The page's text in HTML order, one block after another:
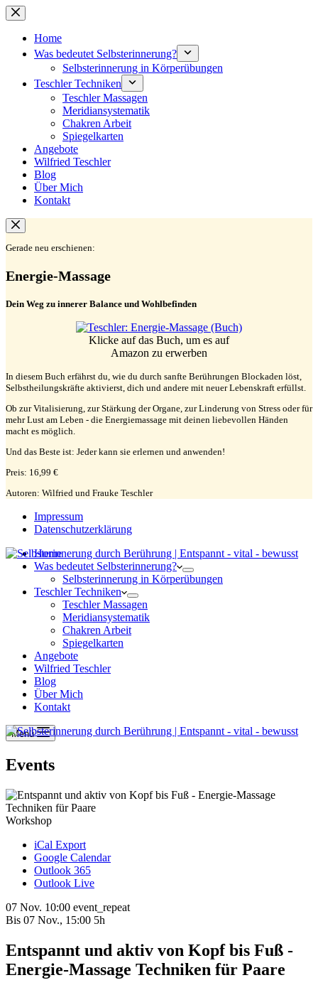
Zum
Inhalt
springenHome
Was bedeutet Selbsterinnerung?
Selbsterinnerung in Körperübungen
Teschler Techniken
Teschler Massagen
Meridiansystematik
Chakren Arbeit
Spiegelkarten
Angebote
Wilfried Teschler
Blog
Über Mich
Kontakt
Gerade neu erschienen:
Energie-Massage
Dein Weg zu innerer Balance und Wohlbefinden
Klicke auf das Buch, um es auf
Amazon zu erwerben
In diesem Buch erfährst du, wie du durch sanfte Berührungen Blockaden löst,
Selbstheilungskräfte aktivierst, dich und andere mit neuer Lebenskraft erfüllst.
Ob zur Vitalisierung, zur Stärkung der Organe, zur Linderung von Stress oder für
mehr Lust am Leben - die Energiemassage mit deinen liebevollen Händen
macht es möglich.
Und das Beste ist: Jeder kann sie erlernen und anwenden!
Preis: 16,99 €
Autoren: Wilfried und Frauke Teschler
Impressum
Datenschutzerklärung
Home
Was bedeutet Selbsterinnerung?
Selbsterinnerung in Körperübungen
Teschler Techniken
Teschler Massagen
Meridiansystematik
Chakren Arbeit
Spiegelkarten
Angebote
Wilfried Teschler
Blog
Über Mich
Kontakt
Menü
Events
Workshop
iCal Export
Google Calendar
Outlook 365
Outlook Live
07 Nov. 10:00 event_repeat
Bis 07 Nov., 15:00 5h
Entspannt und aktiv von Kopf bis Fuß -
Energie-Massage Techniken für Paare